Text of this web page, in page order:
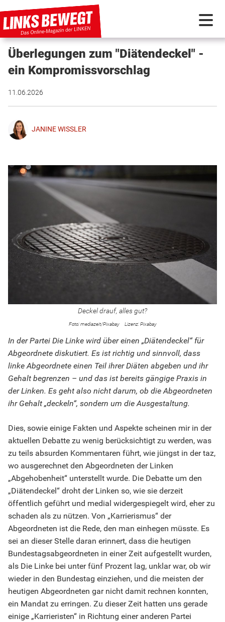
PARTEI IN BEWEGUNG
KUNSTSTOFF
INTERNATIONAL
Überlegungen zum "Diätendeckel" -
ein Kompromissvorschlag
11.06.2026
JANINE WISSLER
Deckel drauf, alles gut?
mediazeit/Pixabay Pixabay
In der Partei Die Linke wird über einen „Diätendeckel“ für
Abgeordnete diskutiert. Es ist richtig und sinnvoll, dass
linke Abgeordnete einen Teil ihrer Diäten abgeben und ihr
Gehalt begrenzen – und das ist bereits gängige Praxis in
der Linken. Es geht also nicht darum, ob die Abgeordneten
ihr Gehalt „deckeln“, sondern um die Ausgestaltung.
Dies, sowie einige Fakten und Aspekte scheinen mir in der
aktuellen Debatte zu wenig berücksichtigt zu werden, was
zu teils absurden Kommentaren führt, wie jüngst in der taz,
wo ausgerechnet den Abgeordneten der Linken
„Abgehobenheit“ unterstellt wurde. Die Debatte um den
„Diätendeckel“ droht der Linken so, wie sie derzeit
öffentlich geführt und medial widergespiegelt wird, eher zu
schaden als zu nützen. Von „Karrierismus“ der
Abgeordneten ist die Rede, den man einhegen müsste. Es
sei an dieser Stelle daran erinnert, dass die heutigen
Bundestagsabgeordneten in einer Zeit aufgestellt wurden,
als Die Linke bei unter fünf Prozent lag, unklar war, ob wir
wieder in den Bundestag einziehen, und die meisten der
heutigen Abgeordneten gar nicht damit rechnen konnten,
ein Mandat zu erringen. Zu dieser Zeit hatten uns gerade
einige „Karrieristen“ in Richtung einer anderen Partei